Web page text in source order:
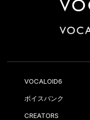
VOCALOID6
ボイスバンク
CREATORS